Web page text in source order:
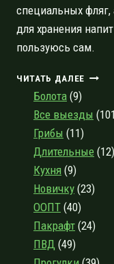
специальных фляг,
для хранения
пользуюсь сам.
ЧИТАТЬ ДАЛЕЕ
ПЭТ-
ВЫБОР
ПИТЬЯ
Болота (9)
Все выезды
Грибы (11)
Длительные (12)
Кухня (9)
Новичку (23)
ООПТ (40)
Пакрафт (24)
ПВД (49)